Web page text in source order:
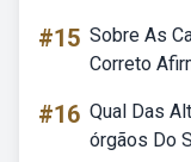
#15 Sobre As
Correto
#16 Qual Das
órgãos Do